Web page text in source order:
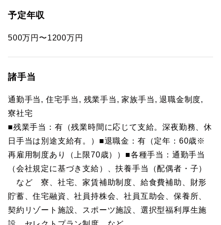
予定年収
500万円〜1200万円
諸手当
通勤手当, 住宅手当, 残業手当, 家族手当, 退職金制度,
寮社宅
■残業手当：有（残業時間に応じて支給。深夜勤務、休
日手当は別途支給有。）■退職金：有（定年：60歳※
再雇用制度あり（上限70歳））■各種手当：通勤手当
（会社規定に基づき支給）、扶養手当（配偶者・子）
など 寮、社宅、家賃補助制度、給食費補助、財形
貯蓄、住宅融資、社員持株会、社員互助会、保養所、
契約リゾート施設、スポーツ施設、選択型福利厚生施